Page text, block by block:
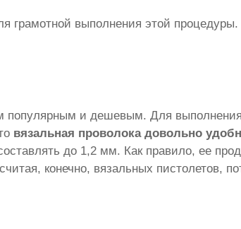
грамотной выполнения этой процедуры.
популярным и дешевым. Для
вязальная проволока довольно
до 1,2 мм. Как правило, ее
конечно, вязальных пистолетов,